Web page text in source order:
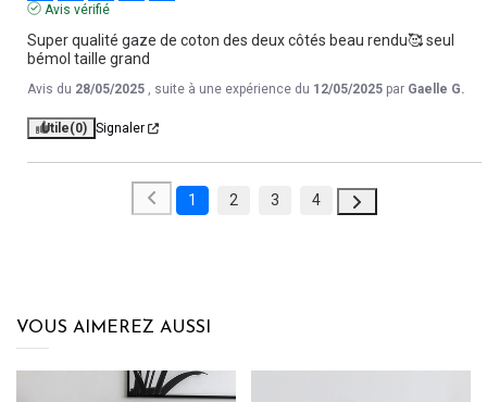
Avis vérifié
Super qualité gaze de coton des deux côtés beau rendu🥰 seul
bémol taille grand
Avis du 28/05/2025 , suite à une expérience du 12/05/2025 par Gaelle G.
Utile(0) Signaler
1 2 3 4
VOUS AIMEREZ AUSSI